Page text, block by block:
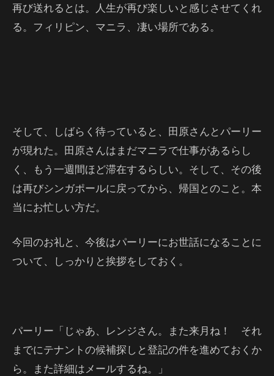
再び送れるとは。人生が再び楽しいと感じさせてくれ
る。フィリピン、マニラ、凄い場所である。
そして、しばらく待っていると、田原さんとパーリー
が現れた。田原さんはまだマニラで仕事があるらし
く、もう一週間ほど滞在するらしい。そして、その後
は再びシンガポールに戻ってから、帰国とのこと。本
当にお忙しい方だ。
今回のお礼と、今後はパーリーにお世話になることに
ついて、しっかりと挨拶をしておく。
パーリー「じゃあ、レンジさん。また来月ね！ それ
までにテナントの候補探しと登記の件を進めておくか
ら。また詳細はメールするね。」